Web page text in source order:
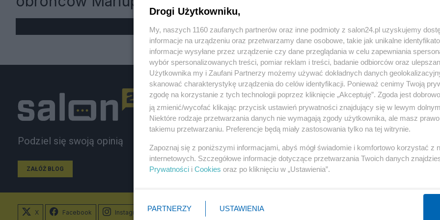
« WRÓĆ DO NOTKI
Podziel się swoją opinią
ZAŁÓŻ BLOG
Polityka
Prezydent
PiS
KO
Imigranci
Gospodarka
Pieniądze
Centralny Port Komunikacyjny
Biznes
Podatki
X Facebook Instagram
Drogi Użytkowniku,
My, naszych 1160 zaufanych partnerów oraz inne podmioty z salon24.pl uzyskujemy
informacje na urządzeniu oraz przetwarzamy dane osobowe, takie jak unikalne
informacje wysyłane przez urządzenie czy dane przeglądania w celu zapewniania
wybór spersonalizowanych treści, pomiar reklam i treści, badanie odbiorców oraz
Użytkownika my i Zaufani Partnerzy możemy używać dokładnych danych
skanować charakterystykę urządzenia do celów identyfikacji. Ponieważ cenimy Twoją
zgodę na korzystanie z tych technologii poprzez kliknięcie „Akceptuję”. Zgoda jest
ją zmienić/wycofać klikając przycisk ustawień prywatności znajdujący się w lewym
Niektóre rodzaje przetwarzania danych nie wymagają zgody użytkownika, ale masz
takiemu przetwarzaniu. Preferencje będą miały zastosowania tylko na tej witrynie.
Zapoznaj się z poniższymi informacjami, abyś mógł świadomie i komfortowo korzystać z
internetowych. Szczegółowe informacje dotyczące przetwarzania Twoich danych
Prywatności i Cookies oraz po kliknięciu w „Ustawienia”.
PARTNERZY USTAWIENIA